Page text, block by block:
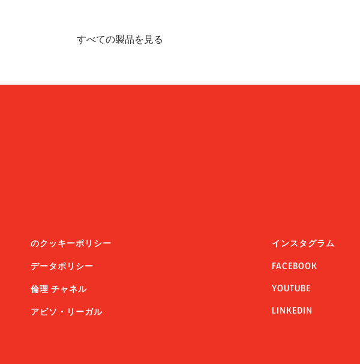
すべての製品を見る
のクッキーポリシー
データポリシー
倫理 チャネル
アビソ・リーガル
インスタグラム
FACEBOOK
YOUTUBE
LINKEDIN